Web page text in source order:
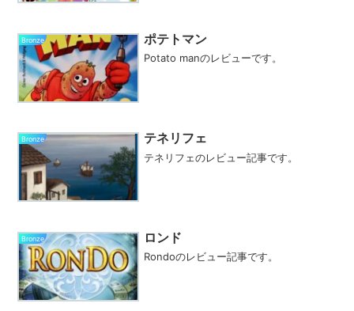
Bronze ポテトマン
Potato manのレビューです。
Bronze テネリフェ
テネリフェのレビュー記事です。
Bronze ロンド
Rondoのレビュー記事です。